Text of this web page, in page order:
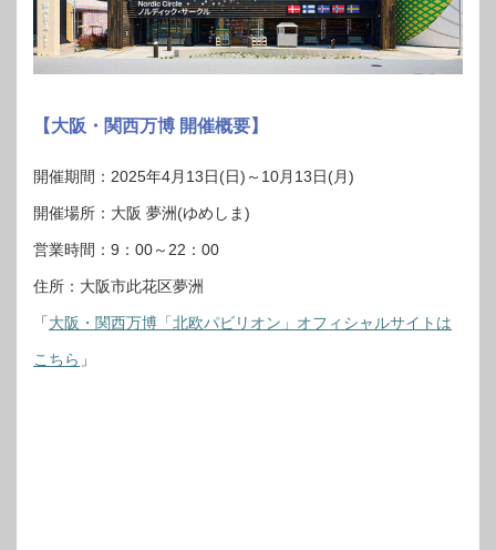
【大阪・関西万博 開催概要】
開催期間：2025年4月13日(日)～10月13日(月)
開催場所：大阪 夢洲(ゆめしま)
営業時間：9：00～22：00
住所：大阪市此花区夢洲
「大阪・関西万博「北欧パビリオン」オフィシャルサイトは
こちら 」